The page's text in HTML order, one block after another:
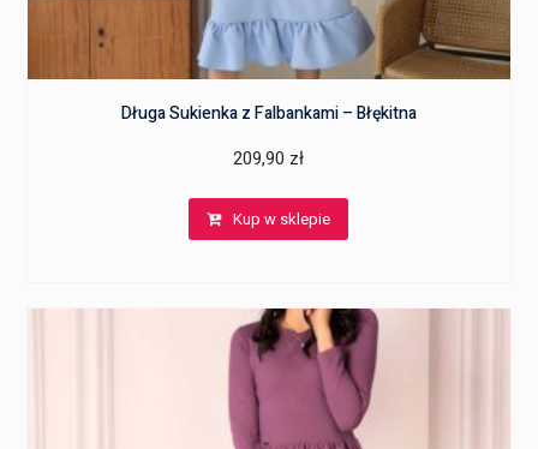
Długa Sukienka z Falbankami – Błękitna
209,90 zł
Kup w sklepie